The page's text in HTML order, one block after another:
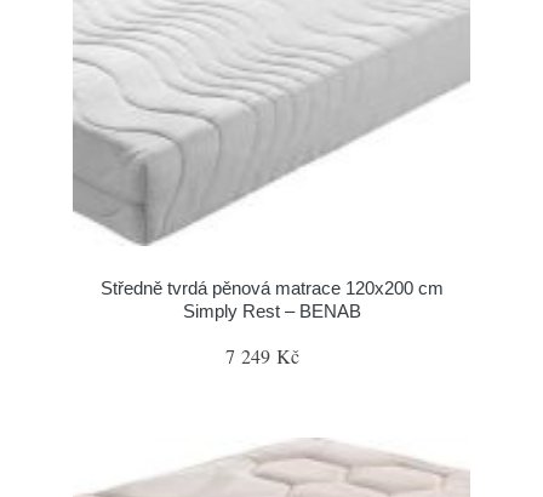
Středně tvrdá pěnová matrace 120x200 cm
Simply Rest – BENAB
7 249 Kč